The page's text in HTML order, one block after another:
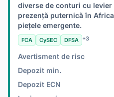
diverse de conturi cu levier
prezență puternică în
piețele emergente.
FCA CySEC DFSA +3
Avertisment de risc
Depozit min.
Depozit ECN